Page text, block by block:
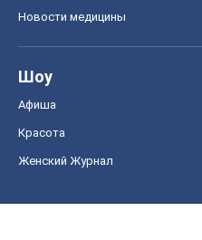
Новости медицины
Шоу
Афиша
Красота
Женский Журнал